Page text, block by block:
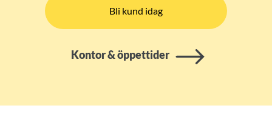
Bli kund idag
Kontor & öppettider